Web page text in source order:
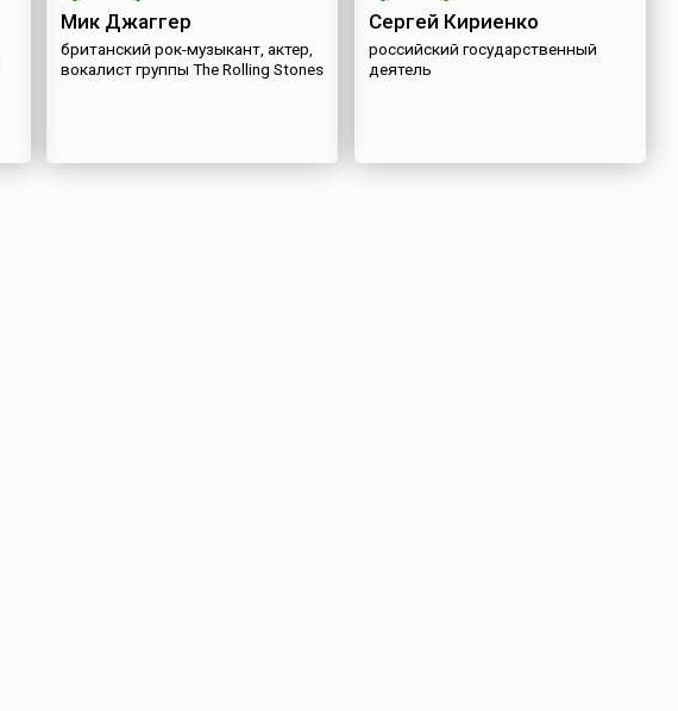
Мик Джаггер
британский рок-музыкант, актер,
вокалист группы The Rolling Stones
Сергей Кириенко
российский государственный
деятель